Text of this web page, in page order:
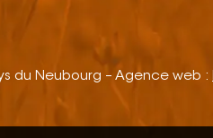
du Neubourg – Agence web :